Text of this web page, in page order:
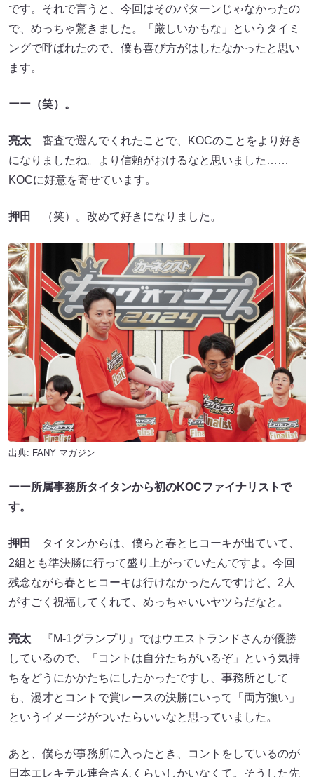
です。それで言うと、今回はそのパターンじゃなかったの
で、めっちゃ驚きました。「厳しいかもな」というタイミ
ングで呼ばれたので、僕も喜び方がはしたなかったと思い
ます。
ーー（笑）。
亮太 審査で選んでくれたことで、KOCのことをより好き
になりましたね。より信頼がおけるなと思いました……
KOCに好意を寄せています。
押田 （笑）。改めて好きになりました。
出典: FANY マガジン
ーー所属事務所タイタンから初のKOCファイナリストで
す。
押田
タイタンからは、僕らと春とヒコーキ​​が出ていて、
2組とも準決勝に行って盛り上がっていたんですよ。今回
残念ながら春とヒコーキ​​​​は行けなかったんですけど、2人
がすごく祝福してくれて、めっちゃいいヤツらだなと。
亮太 『M-1グランプリ』ではウエストランドさんが優勝
しているので、「コントは自分たちがいるぞ」という気持
ちをどうにかかたちにしたかったですし、事務所として
も、漫才とコントで賞レースの決勝にいって「両方強い」
というイメージがついたらいいなと思っていました。
あと、僕らが事務所に入ったとき、コントをしているのが
日本エレキテル連合​​さんくらいしかいなくて。そうした先